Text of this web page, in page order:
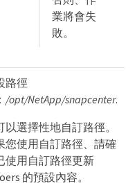
業將會失
敗。
路徑
/opt/NetApp/snapcenter.
以選擇性地自訂路徑。
您使用自訂路徑、請確
使用自訂路徑更新
的預設內容。